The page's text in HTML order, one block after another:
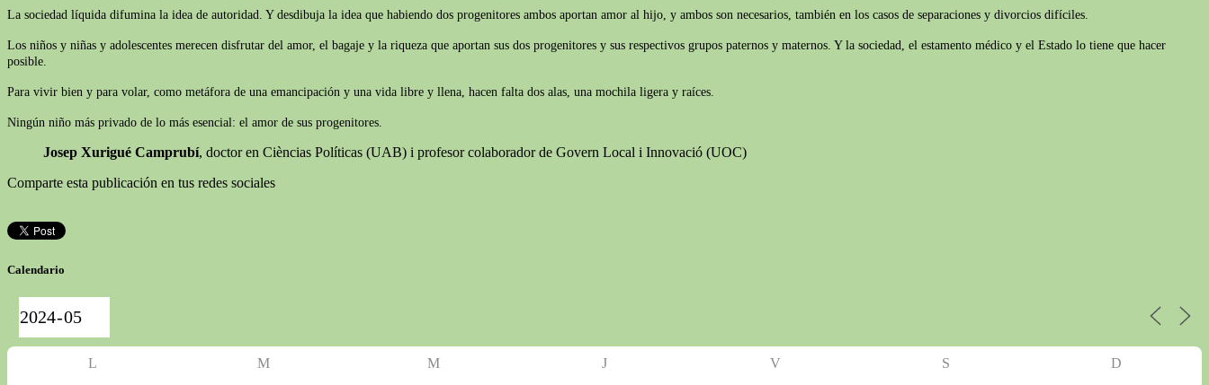
La sociedad líquida difumina la idea de autoridad. Y desdibuja la idea que habiendo dos progenitores ambos aportan amor al hijo, y ambos son necesarios, también en los casos de separaciones y divorcios difíciles.
Los niños y niñas y adolescentes merecen disfrutar del amor, el bagaje y la riqueza que aportan sus dos progenitores y sus respectivos grupos paternos y maternos. Y la sociedad, el estamento médico y el Estado lo tiene que hacer
posible.
Para vivir bien y para volar, como metáfora de una emancipación y una vida libre y llena, hacen falta dos alas, una mochila ligera y raíces.
Ningún niño más privado de lo más esencial: el amor de sus progenitores.
Josep Xurigué Camprubí, doctor en Cièncias Políticas (UAB) i profesor colaborador de Govern Local i Innovació (UOC)
Comparte esta publicación en tus redes sociales
Calendario
L M M J V S D